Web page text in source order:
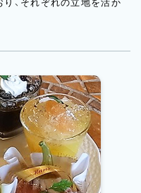
、それぞれの立地を活か